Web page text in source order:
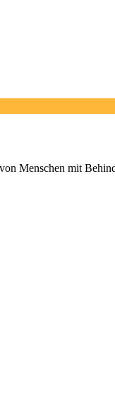
Menschen mit